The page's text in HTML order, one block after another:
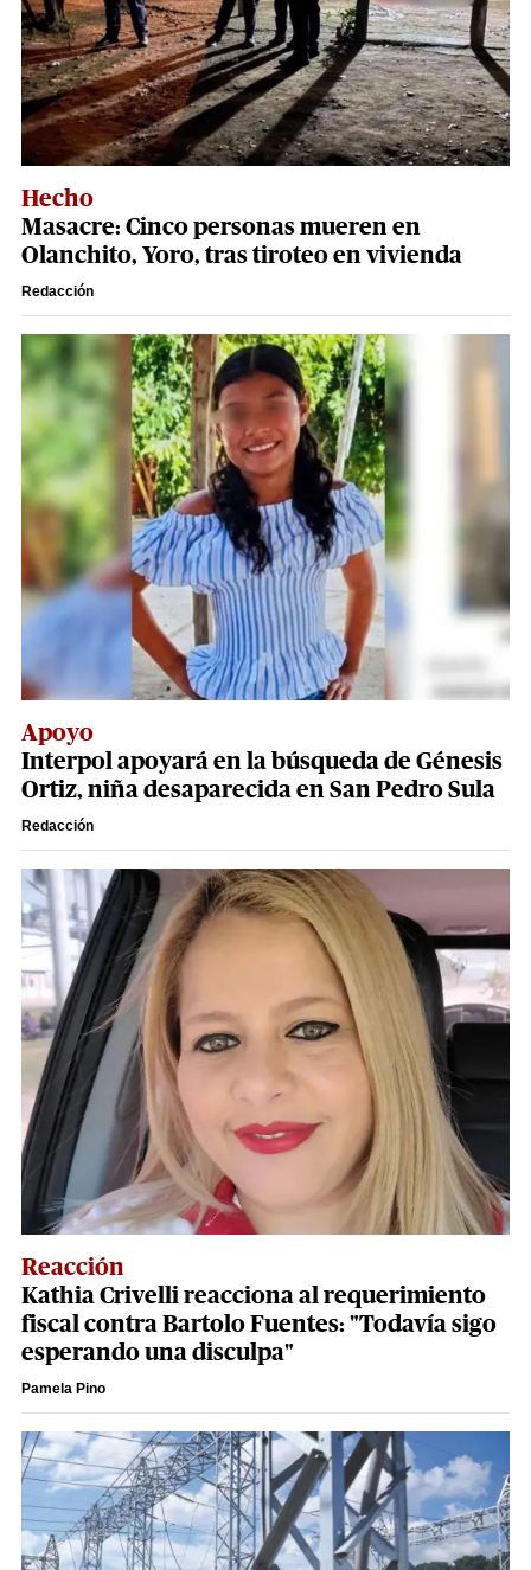
Hecho
Masacre: Cinco personas mueren en
Olanchito, Yoro, tras tiroteo en vivienda
Redacción
Apoyo
Interpol apoyará en la búsqueda de Génesis
Ortiz, niña desaparecida en San Pedro Sula
Redacción
Reacción
Kathia Crivelli reacciona al requerimiento
fiscal contra Bartolo Fuentes: "Todavía sigo
esperando una disculpa"
Pamela Pino